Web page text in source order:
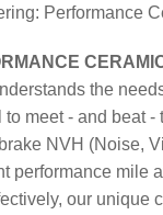
Performance
the
to meet - and beat
NVH (Noise,
performance mile
our unique